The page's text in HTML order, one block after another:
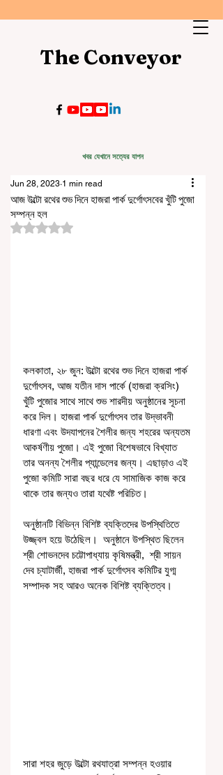
The Conveyor
খবর যেখানে সত্যের যাপন
আজ উল্টো রথের শুভ দিনে হাজরা পার্ক দুর্গোৎসবের খুঁটি পুজো
সম্পন্ন হল
Jun 28, 2023 1 min read
Rated NaN out of 5 stars.
কলকাতা, ২৮ জুন: উল্টো রথের শুভ দিনে হাজরা পার্ক
দুর্গোৎসব, আজ যতীন দাস পার্কে (হাজরা ক্রসিং)
খুঁটি পুজোর সাথে সাথে শুভ শারদীয় অনুষ্ঠানের সূচনা
করে দিল। হাজরা পার্ক দুর্গোৎসব তার উদ্ভাবনী
ধারণা এবং উদযাপনের শৈলীর জন্য শহরের অন্যতম
আকর্ষণীয় পুজো। এই পুজো বিশেষভাবে বিখ্যাত
তার অনন্য শৈলীর প্যান্ডেলের জন্য। এছাড়াও এই
পুজো কমিটি সারা বছর ধরে যে সামাজিক কাজ করে
থাকে তার জন্যও তারা যথেষ্ট পরিচিত।
অনুষ্ঠানটি বিভিন্ন বিশিষ্ট ব্যক্তিদের উপস্থিতিতে
উজ্জ্বল হয়ে উঠেছিল।  অনুষ্ঠানে উপস্থিত ছিলেন
শ্রী শোভনদেব চট্টোপাধ্যায় কৃষিমন্ত্রী,  শ্রী সায়ন
দেব চ্যাটার্জী, হাজরা পার্ক দুর্গোৎসব কমিটির যুগ্ম
সম্পাদক সহ আরও অনেক বিশিষ্ট ব্যক্তিত্ব।
সারা শহর জুড়ে উল্টো রথযাত্রা সম্পন্ন হওয়ার